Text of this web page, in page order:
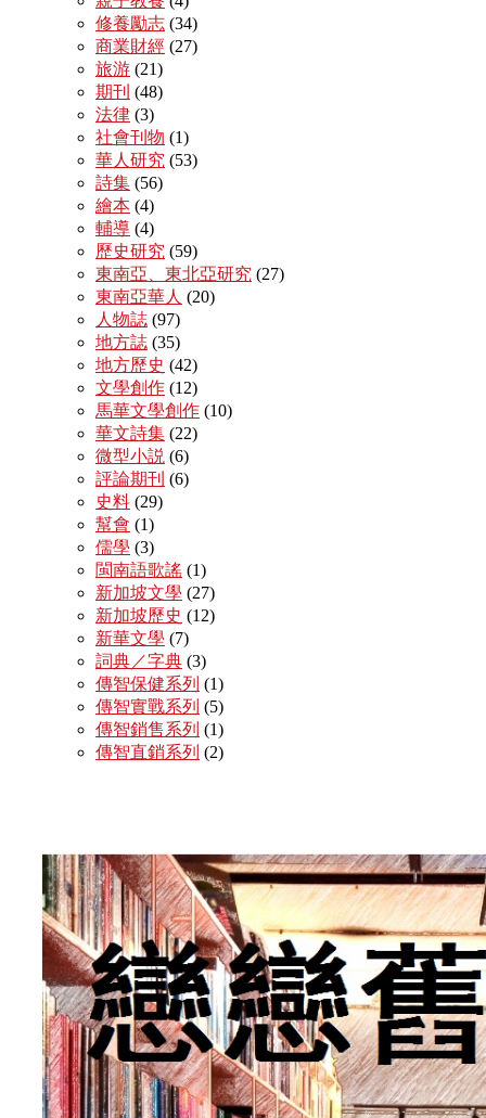
修養勵志 (34)
商業財經 (27)
旅游 (21)
期刊 (48)
法律 (3)
社會刊物 (1)
華人研究 (53)
詩集 (56)
繪本 (4)
輔導 (4)
歷史研究 (59)
東南亞、東北亞研究 (27)
東南亞華人 (20)
人物誌 (97)
地方誌 (35)
地方歷史 (42)
文學創作 (12)
馬華文學創作 (10)
華文詩集 (22)
微型小説 (6)
評論期刊 (6)
史料 (29)
幫會 (1)
儒學 (3)
閩南語歌謠 (1)
新加坡文學 (27)
新加坡歷史 (12)
新華文學 (7)
詞典／字典 (3)
傳智保健系列 (1)
傳智實戰系列 (5)
傳智銷售系列 (1)
傳智直銷系列 (2)